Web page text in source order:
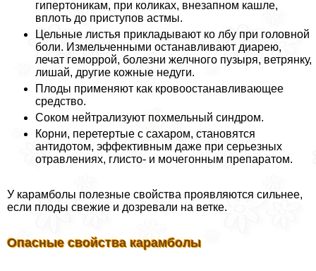
гипертоникам, при коликах, внезапном кашле,
вплоть до приступов астмы.
Цельные листья прикладывают ко лбу при головной
боли. Измельченными останавливают диарею,
лечат геморрой, болезни желчного пузыря, ветрянку,
лишай, другие кожные недуги.
Плоды применяют как кровоостанавливающее
средство.
Соком нейтрализуют похмельный синдром.
Корни, перетертые с сахаром, становятся
антидотом, эффективным даже при серьезных
отравлениях, глисто- и мочегонным препаратом.
У карамболы полезные свойства проявляются сильнее,
если плоды свежие и дозревали на ветке.
Опасные свойства карамболы